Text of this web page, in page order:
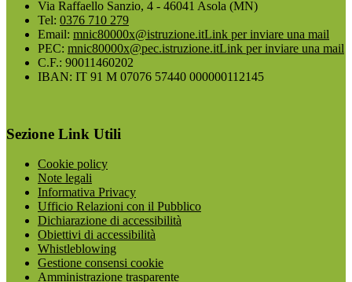
Via Raffaello Sanzio, 4 - 46041 Asola (MN)
Tel: 0376 710 279
Email: mnic80000x@istruzione.itLink per inviare una mail
PEC: mnic80000x@pec.istruzione.itLink per inviare una mail
C.F.: 90011460202
IBAN: IT 91 M 07076 57440 000000112145
Sezione Link Utili
Cookie policy
Note legali
Informativa Privacy
Ufficio Relazioni con il Pubblico
Dichiarazione di accessibilità
Obiettivi di accessibilità
Whistleblowing
Gestione consensi cookie
Amministrazione trasparente